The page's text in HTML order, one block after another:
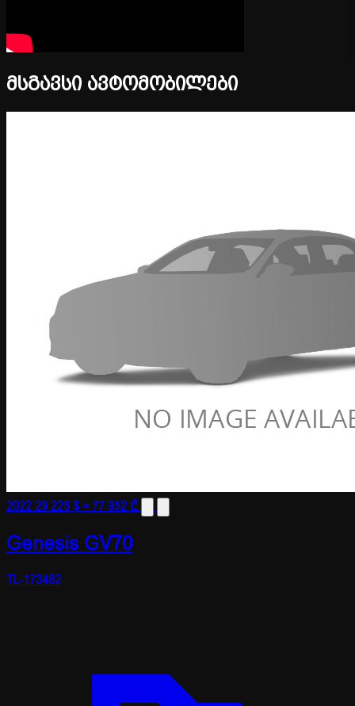
მსგავსი ავტომობილები
202229 225 $≈ 77 952 ₾
Genesis GV70
TL-173482